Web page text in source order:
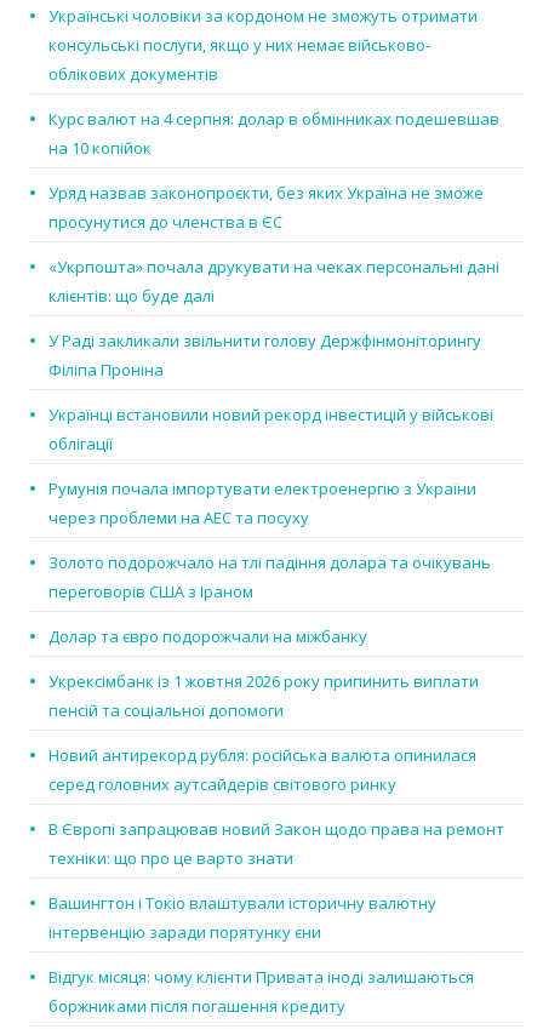
Українські чоловіки за кордоном не зможуть отримати
консульські послуги, якщо у них немає військово-
облікових документів
Курс валют на 4 серпня: долар в обмінниках подешевшав
на 10 копійок
Уряд назвав законопроєкти, без яких Україна не зможе
просунутися до членства в ЄС
«Укрпошта» почала друкувати на чеках персональні дані
клієнтів: що буде далі
У Раді закликали звільнити голову Держфінмоніторингу
Філіпа Проніна
Українці встановили новий рекорд інвестицій у військові
облігації
Румунія почала імпортувати електроенергію з України
через проблеми на АЕС та посуху
Золото подорожчало на тлі падіння долара та очікувань
переговорів США з Іраном
Долар та євро подорожчали на міжбанку
Укрексімбанк із 1 жовтня 2026 року припинить виплати
пенсій та соціальної допомоги
Новий антирекорд рубля: російська валюта опинилася
серед головних аутсайдерів світового ринку
В Європі запрацював новий Закон щодо права на ремонт
техніки: що про це варто знати
Вашингтон і Токіо влаштували історичну валютну
інтервенцію заради порятунку єни
Відгук місяця: чому клієнти Привата іноді залишаються
боржниками після погашення кредиту